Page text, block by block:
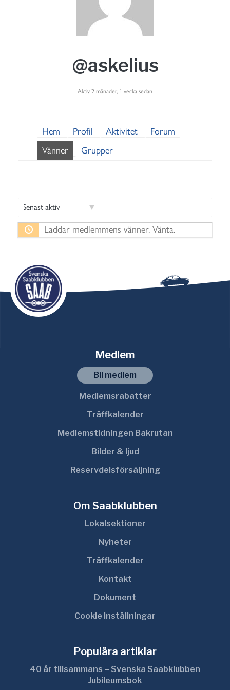
@askelius
Aktiv 2 månader, 1 vecka sedan
Hem Profil Aktivitet
Forum
Vänner
Grupper
:
Laddar medlemmens vänner. Vänta.
Medlem
Bli medlem
Medlemsrabatter
Träffkalender
Medlemstidningen Bakrutan
Bilder & ljud
Reservdelsförsäljning
Om Saabklubben
Lokalsektioner
Nyheter
Träffkalender
Kontakt
Dokument
Cookie inställningar
Populära artiklar
40 år tillsammans – Svenska Saabklubben
Jubileumsbok